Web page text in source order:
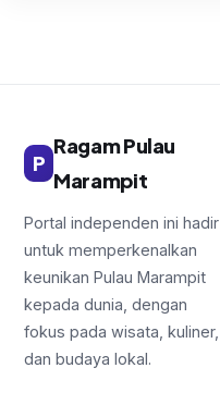
P
Ragam Pulau
Marampit
Portal independen ini hadir
untuk memperkenalkan
keunikan Pulau Marampit
kepada dunia, dengan
fokus pada wisata, kuliner,
dan budaya lokal.